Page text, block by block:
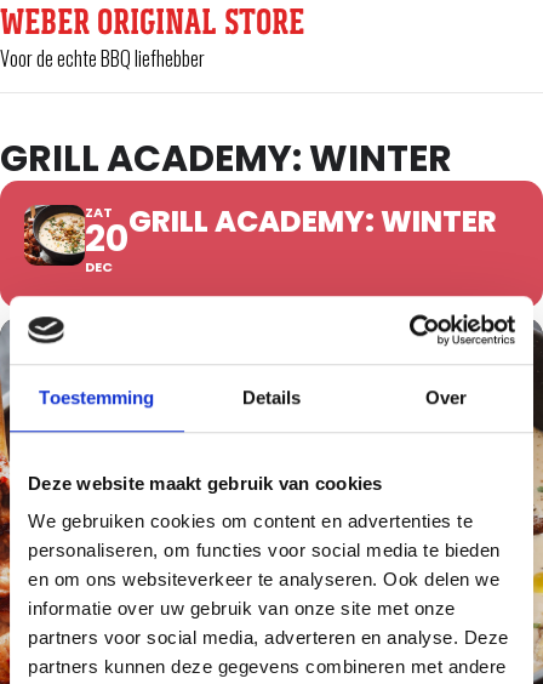
Toestemming Details Over
Deze website maakt gebruik van cookies
We gebruiken cookies om content en advertenties te
personaliseren, om functies voor social media te bieden
en om ons websiteverkeer te analyseren. Ook delen we
informatie over uw gebruik van onze site met onze
partners voor social media, adverteren en analyse. Deze
partners kunnen deze gegevens combineren met andere
WEBER ORIGINAL STORE
Voor de echte BBQ liefhebber
GRILL ACADEMY: WINTER
ZAT
20
DEC
GRILL ACADEMY: WINTER